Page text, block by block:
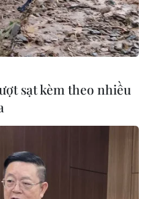
có thể
tỷ USD
gia
chống
sạt kèm theo nhiều